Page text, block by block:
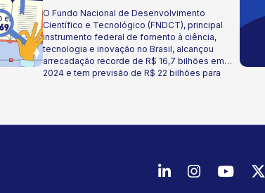
O Fundo Nacional de Desenvolvimento
Científico e Tecnológico (FNDCT), principal
instrumento federal de fomento à ciência,
tecnologia e inovação no Brasil, alcançou
arrecadação recorde de R$ 16,7 bilhões em
2024 e tem previsão de R$ 22 bilhões para
a trajetória histórica do FNDCT, os números
mais recentes e o potencial transformador
LinkedInInstagram